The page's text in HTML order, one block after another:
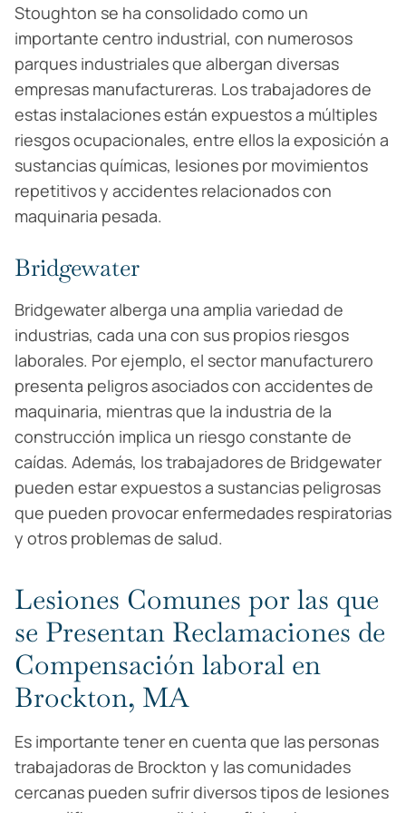
Stoughton se ha consolidado como un
importante centro industrial, con numerosos
parques industriales que albergan diversas
empresas manufactureras. Los trabajadores de
estas instalaciones están expuestos a múltiples
riesgos ocupacionales, entre ellos la exposición a
sustancias químicas, lesiones por movimientos
repetitivos y accidentes relacionados con
maquinaria pesada.
Bridgewater
Bridgewater alberga una amplia variedad de
industrias, cada una con sus propios riesgos
laborales. Por ejemplo, el sector manufacturero
presenta peligros asociados con accidentes de
maquinaria, mientras que la industria de la
construcción implica un riesgo constante de
caídas. Además, los trabajadores de Bridgewater
pueden estar expuestos a sustancias peligrosas
que pueden provocar enfermedades respiratorias
y otros problemas de salud.
Lesiones Comunes por las que
se Presentan Reclamaciones de
Compensación laboral en
Brockton, MA
Es importante tener en cuenta que las personas
trabajadoras de Brockton y las comunidades
cercanas pueden sufrir diversos tipos de lesiones